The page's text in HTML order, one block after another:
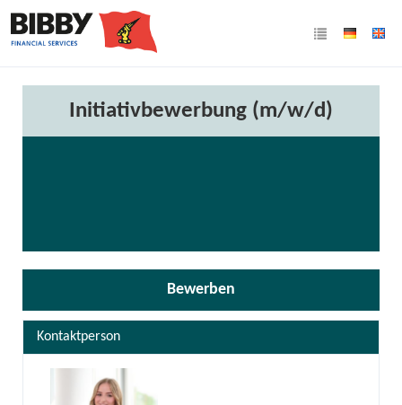
Initiativbewerbung (m/w/d)
Bewerben
Kontaktperson